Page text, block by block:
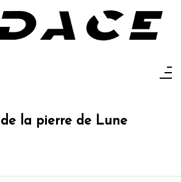
Lodace
la pierre de Lune